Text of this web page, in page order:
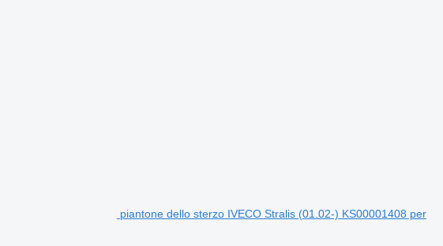
piantone dello sterzo IVECO Stralis (01.02-) KS00001408 per